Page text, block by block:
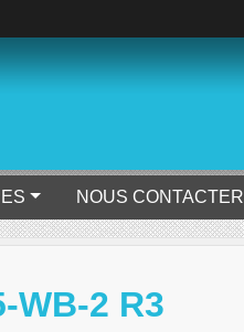
NOUS CONTACTER
WB-2 R3